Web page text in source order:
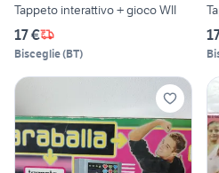
Tappeto interattivo + gioco WII
17 €
Bisceglie(BT)